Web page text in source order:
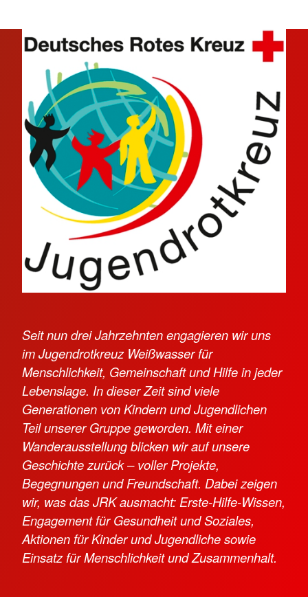
Seit nun drei Jahrzehnten engagieren wir uns
im Jugendrotkreuz Weißwasser für
Menschlichkeit, Gemeinschaft und Hilfe in jeder
Lebenslage. In dieser Zeit sind viele
Generationen von Kindern und Jugendlichen
Teil unserer Gruppe geworden. Mit einer
Wanderausstellung blicken wir auf unsere
Geschichte zurück – voller Projekte,
Begegnungen und Freundschaft. Dabei zeigen
wir, was das JRK ausmacht: Erste-Hilfe-Wissen,
Engagement für Gesundheit und Soziales,
Aktionen für Kinder und Jugendliche sowie
Einsatz für Menschlichkeit und Zusammenhalt.